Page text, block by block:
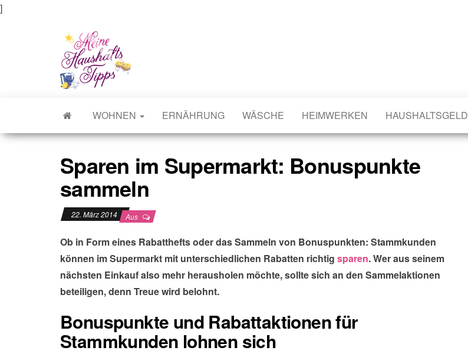
]
Meine Haushaltstipps
Das bisschen Haushalt . . .
WOHNEN ERNÄHRUNG WÄSCHE HEIMWERKEN HAUSHALTSGELD
Sparen im Supermarkt: Bonuspunkte
sammeln
22. März 2014 Aus
Ob in Form eines Rabatthefts oder das Sammeln von Bonuspunkten: Stammkunden
können im Supermarkt mit unterschiedlichen Rabatten richtig sparen. Wer aus seinem
nächsten Einkauf also mehr herausholen möchte, sollte sich an den Sammelaktionen
beteiligen, denn Treue wird belohnt.
Bonuspunkte und Rabattaktionen für
Stammkunden lohnen sich